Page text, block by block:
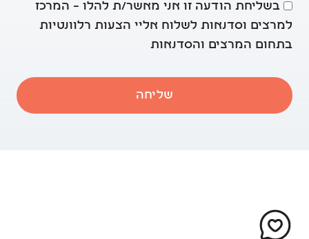
בשליחת הודעה זו אני מאשר/ת להלו – המרכז
למרצים וסדנאות לשלוח אליי הצעות רלוונטיות
בתחום המרצים והסדנאות
שליחה